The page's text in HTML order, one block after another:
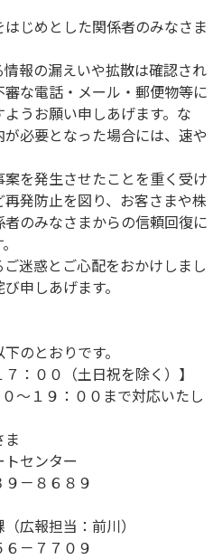
じめとした関係者のみなさま
報の漏えいや拡散は確認され
な電話・メール・郵便物等に
うお願い申しあげます。な
必要となった場合には、速や
を発生させたことを重く受け
発防止を図り、お客さまや株
のみなさまからの信頼回復に
迷惑とご心配をおかけしまし
申しあげます。
のとおりです。
：００（土日祝を除く）】
～１９：００まで対応いたし
センター
－８６８９
広報担当：前川）
－７７０９